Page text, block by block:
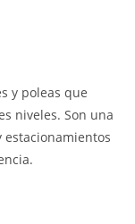
y poleas que
niveles. Son una